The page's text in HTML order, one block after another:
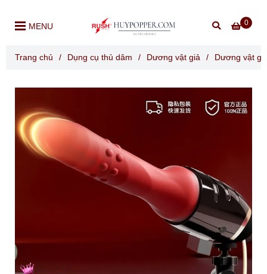
0
MENU
Trang chủ / Dụng cụ thủ dâm / Dương vật giả / Dương vật